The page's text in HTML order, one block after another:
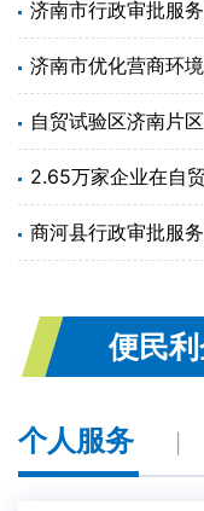
便民
个人服务